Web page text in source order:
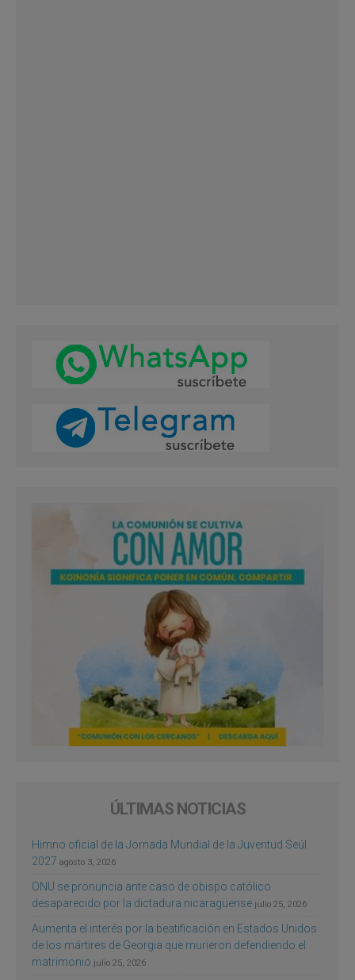
ÚLTIMAS NOTICIAS
Himno oficial de la Jornada Mundial de la Juventud Seúl
2027 agosto 3, 2026
ONU se pronuncia ante caso de obispo católico
desaparecido por la dictadura nicaragüense julio 25, 2026
Aumenta el interés por la beatificación en Estados Unidos
de los mártires de Georgia que murieron defendiendo el
matrimonio julio 25, 2026